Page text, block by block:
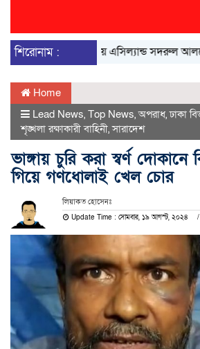
শিরোনাম :ভাঙ্গায় এসিল্যান্ড সদরুল আলমের
Home
Lead News, Top News,অপরাধ,ঢাকা
শৃঙ্খলা রক্ষাকারী বাহিনী,সারাদেশ
ভাঙ্গায় চুরি করা স্বর্ণ দোকানে
গিয়ে গণধোলাই খেল চোর
লিয়াকত হোসেনঃ
Update Time : সোমবার, ১৯ আগস্ট, ২০২৪